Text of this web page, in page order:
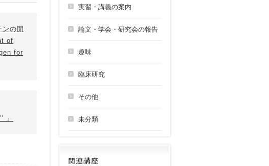
の開
of
for
」
実習・講義の案内
論文・学会・研究会の報告
趣味
臨床研究
その他
未分類
関連講座